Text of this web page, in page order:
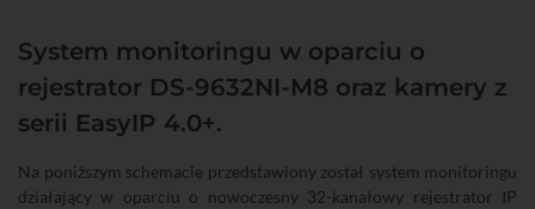
System monitoringu w oparciu o
rejestrator DS-9632NI-M8 oraz kamery z
serii EasyIP 4.0+.
Na poniższym schemacie przedstawiony został system monitoringu
działający w oparciu o nowoczesny 32-kanałowy rejestrator IP